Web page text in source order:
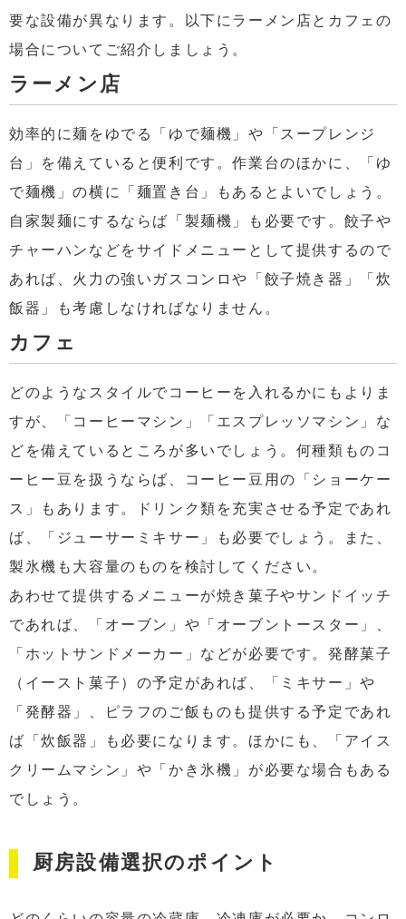
要な設備が異なります。以下にラーメン店とカフェの
場合についてご紹介しましょう。
ラーメン店
効率的に麺をゆでる「ゆで麺機」や「スープレンジ
台」を備えていると便利です。作業台のほかに、「ゆ
で麺機」の横に「麺置き台」もあるとよいでしょう。
自家製麺にするならば「製麺機」も必要です。餃子や
チャーハンなどをサイドメニューとして提供するので
あれば、火力の強いガスコンロや「餃子焼き器」「炊
飯器」も考慮しなければなりません。
カフェ
どのようなスタイルでコーヒーを入れるかにもよりま
すが、「コーヒーマシン」「エスプレッソマシン」な
どを備えているところが多いでしょう。何種類ものコ
ーヒー豆を扱うならば、コーヒー豆用の「ショーケー
ス」もあります。ドリンク類を充実させる予定であれ
ば、「ジューサーミキサー」も必要でしょう。また、
製氷機も大容量のものを検討してください。
あわせて提供するメニューが焼き菓子やサンドイッチ
であれば、「オーブン」や「オーブントースター」、
「ホットサンドメーカー」などが必要です。発酵菓子
（イースト菓子）の予定があれば、「ミキサー」や
「発酵器」、ピラフのご飯ものも提供する予定であれ
ば「炊飯器」も必要になります。ほかにも、「アイス
クリームマシン」や「かき氷機」が必要な場合もある
でしょう。
厨房設備選択のポイント